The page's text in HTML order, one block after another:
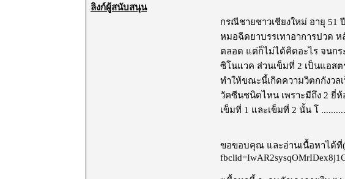
ลิงก์ผู้สนับสนุน
กรณีชายชาวเชียงใหม่ อายุ 51
หมอฉีดยาบรรเทาอาการปวด
ตลอด แต่ก็ไม่ได้คิดอะไร จนก
ซิโนแวค ส่วนเข็มที่ 2 เป็นแอส
ทำให้ขณะนี้เกิดความวิตกกังวล
วัคซีนชนิดไหน เพราะมีถึง 2 ยี่
เข็มที่ 1 และเข็มที่ 2 นั้น โ
ขอขอบคุณ และอ่านเนื้อหาได้ที่